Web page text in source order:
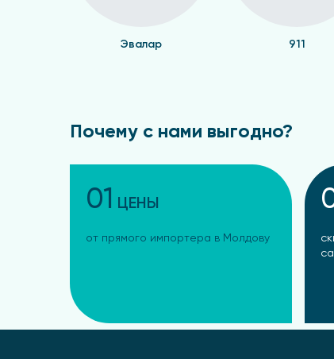
Эвалар 911
Почему с нами выгодно?
01 ЦЕНЫ
от прямого импортера в Молдову